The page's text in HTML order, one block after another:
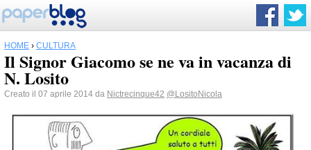
HOME › CULTURA
Il Signor Giacomo se ne va in vacanza di
N. Losito
Creato il 07 aprile 2014 da Nictrecinque42 @LositoNicola